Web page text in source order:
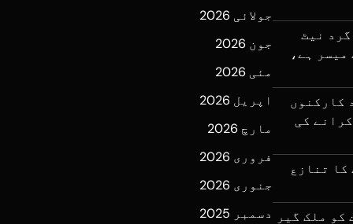
نیٹ
ہے،
کارکنوں
کرانے کی
تنازع
کی 7 اگست کو ملک گیر
جولائی 2026
جون 2026
مئی 2026
اپریل 2026
مارچ 2026
فروری 2026
جنوری 2026
دسمبر 2025